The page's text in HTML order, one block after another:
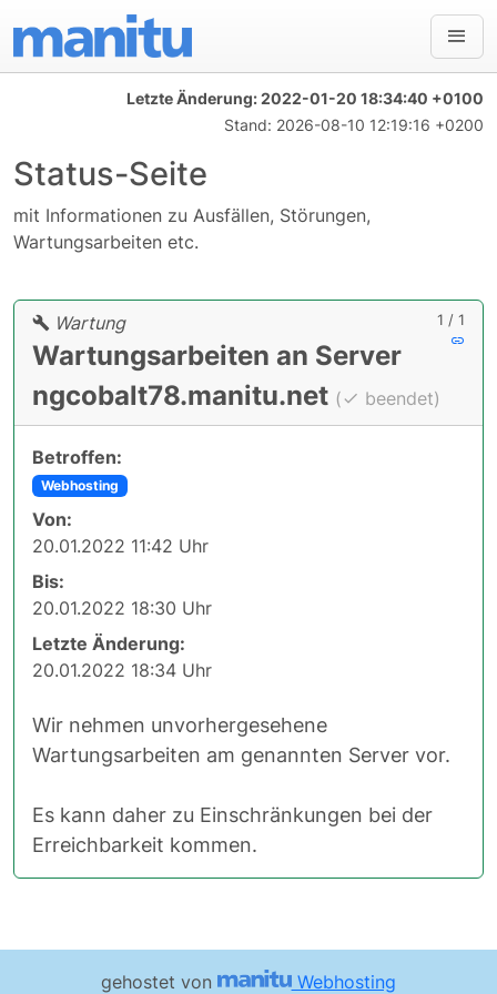
Letzte Änderung:2022-01-20 18:34:40 +0100
Stand: 2026-08-10 12:19:16 +0200
Status-Seite
mit Informationen zu Ausfällen, Störungen,
Wartungsarbeiten etc.
1 / 1
Wartung
Wartungsarbeiten an Server
ngcobalt78.manitu.net ( beendet)
Betroffen:
Webhosting
Von:
20.01.2022 11:42 Uhr
Bis:
20.01.2022 18:30 Uhr
Letzte Änderung:
20.01.2022 18:34 Uhr
Wir nehmen unvorhergesehene
Wartungsarbeiten am genannten Server vor.
Es kann daher zu Einschränkungen bei der
Erreichbarkeit kommen.
gehostet von Webhosting